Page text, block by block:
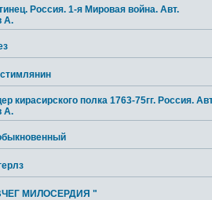
Россия. 1-я Мировая война. Авт.
А.
кирасирского полка 1763-75гг. Россия.
А.
МИЛОСЕРДИЯ "